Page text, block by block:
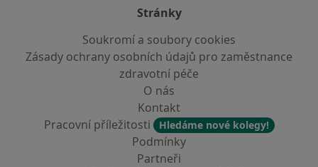
Stránky
Soukromí a soubory cookies
Zásady ochrany osobních údajů pro zaměstnance
zdravotní péče
O nás
Kontakt
Pracovní příležitosti
Hledáme nové kolegy!
Podmínky
Partneři